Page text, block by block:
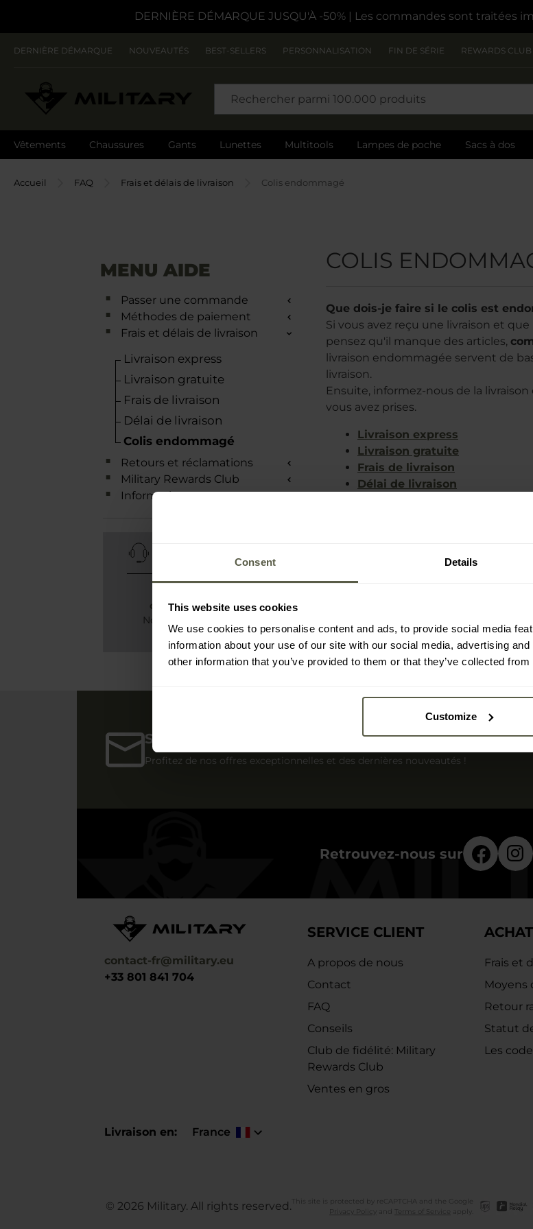
Consent Details
This website uses cookies
We use cookies to personalise content and ads, to provide social media
information about your use of our site with our social media, advertising
other information that you’ve provided to them or that they’ve collected
Customize
DERNIÈRE DÉMARQUE JUSQU'À -50% | Les commandes sont traitées
DERNIÈRE DÉMARQUE NOUVEAUTÉS BEST-SELLERS PERSONNALISATION FIN DE SÉRIE REWARDS CLUB
Vêtements Chaussures Gants Lunettes Multitools Lampes de poche Sacs à dos
Accueil FAQ Frais et délais de livraison Colis endommagé
MENU AIDE
Passer une commande
Méthodes de paiement
Frais et délais de livraison
Livraison express
Livraison gratuite
Frais de livraison
Délai de livraison
Colis endommagé
Retours et réclamations
Military Rewards Club
Informations
contact-fr@military.eu
Nous sommes disponibles
24h/24 et 7j/7
COLIS
Que dois-je faire si le colis est
Si vous avez reçu une livraison et
pensez qu'il manque des articles,
livraison endommagée servent de
livraison.
Ensuite, informez-nous de la
vous avez prises.
Livraison express
Livraison gratuite
Frais de livraison
Délai de livraison
S'inscrire à notre newsletter
Profitez de nos offres exceptionnelles et des dernières nouveautés !
Retrouvez-nous sur
contact-fr@military.eu
+33 801 841 704
Livraison en France
SERVICE CLIENT
A propos de nous
Contact
FAQ
Conseils
Club de fidélité: Military
Rewards Club
Ventes en gros
Frais et
Moyens
Retour
Statut
Les
© 2026 Military. All rights reserved. This site is protected by reCAPTCHA and the Google
Privacy Policy
and Terms of Service apply.